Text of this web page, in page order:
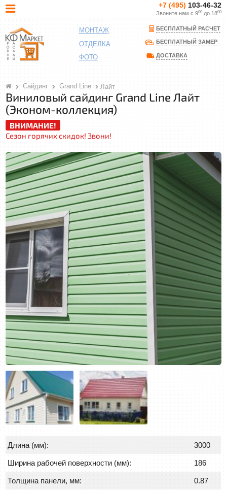
+7 (495) 103-46-32
Звоните нам с 900до 1800
МОНТАЖ
ОТДЕЛКА
ФОТО
БЕСПЛАТНЫЙ РАСЧЕТ
БЕСПЛАТНЫЙ ЗАМЕР
ДОСТАВКА
Сайдинг Grand Line Лайт
Виниловый сайдинг Grand Line Лайт
(Эконом-коллекция)
ВНИМАНИЕ!
Сезон горячих скидок! Звони!
Длина (мм): 3000
Ширина рабочей поверхности (мм): 186
Толщина панели, мм: 0.87